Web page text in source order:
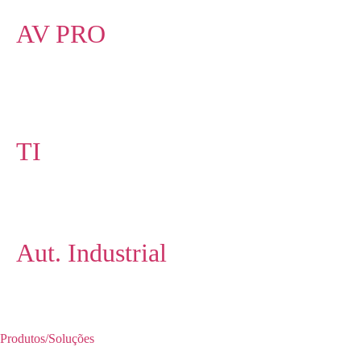
AV PRO
TI
Aut. Industrial
Produtos/Soluções